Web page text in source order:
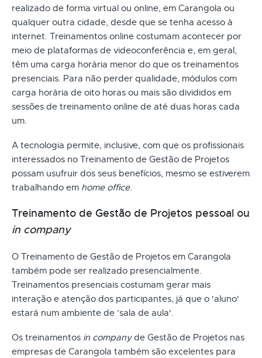
realizado de forma virtual ou online, em Carangola ou
qualquer outra cidade, desde que se tenha acesso à
internet. Treinamentos online costumam acontecer por
meio de plataformas de videoconferência e, em geral,
têm uma carga horária menor do que os treinamentos
presenciais. Para não perder qualidade, módulos com
carga horária de oito horas ou mais são divididos em
sessões de treinamento online de até duas horas cada
um.
A tecnologia permite, inclusive, com que os profissionais
interessados no Treinamento de Gestão de Projetos
possam usufruir dos seus benefícios, mesmo se estiverem
trabalhando em home office.
Treinamento de Gestão de Projetos pessoal ou
in company
O Treinamento de Gestão de Projetos em Carangola
também pode ser realizado presencialmente.
Treinamentos presenciais costumam gerar mais
interação e atenção dos participantes, já que o 'aluno'
estará num ambiente de ‘sala de aula'.
Os treinamentos in companyde Gestão de Projetos nas
empresas de Carangola também são excelentes para